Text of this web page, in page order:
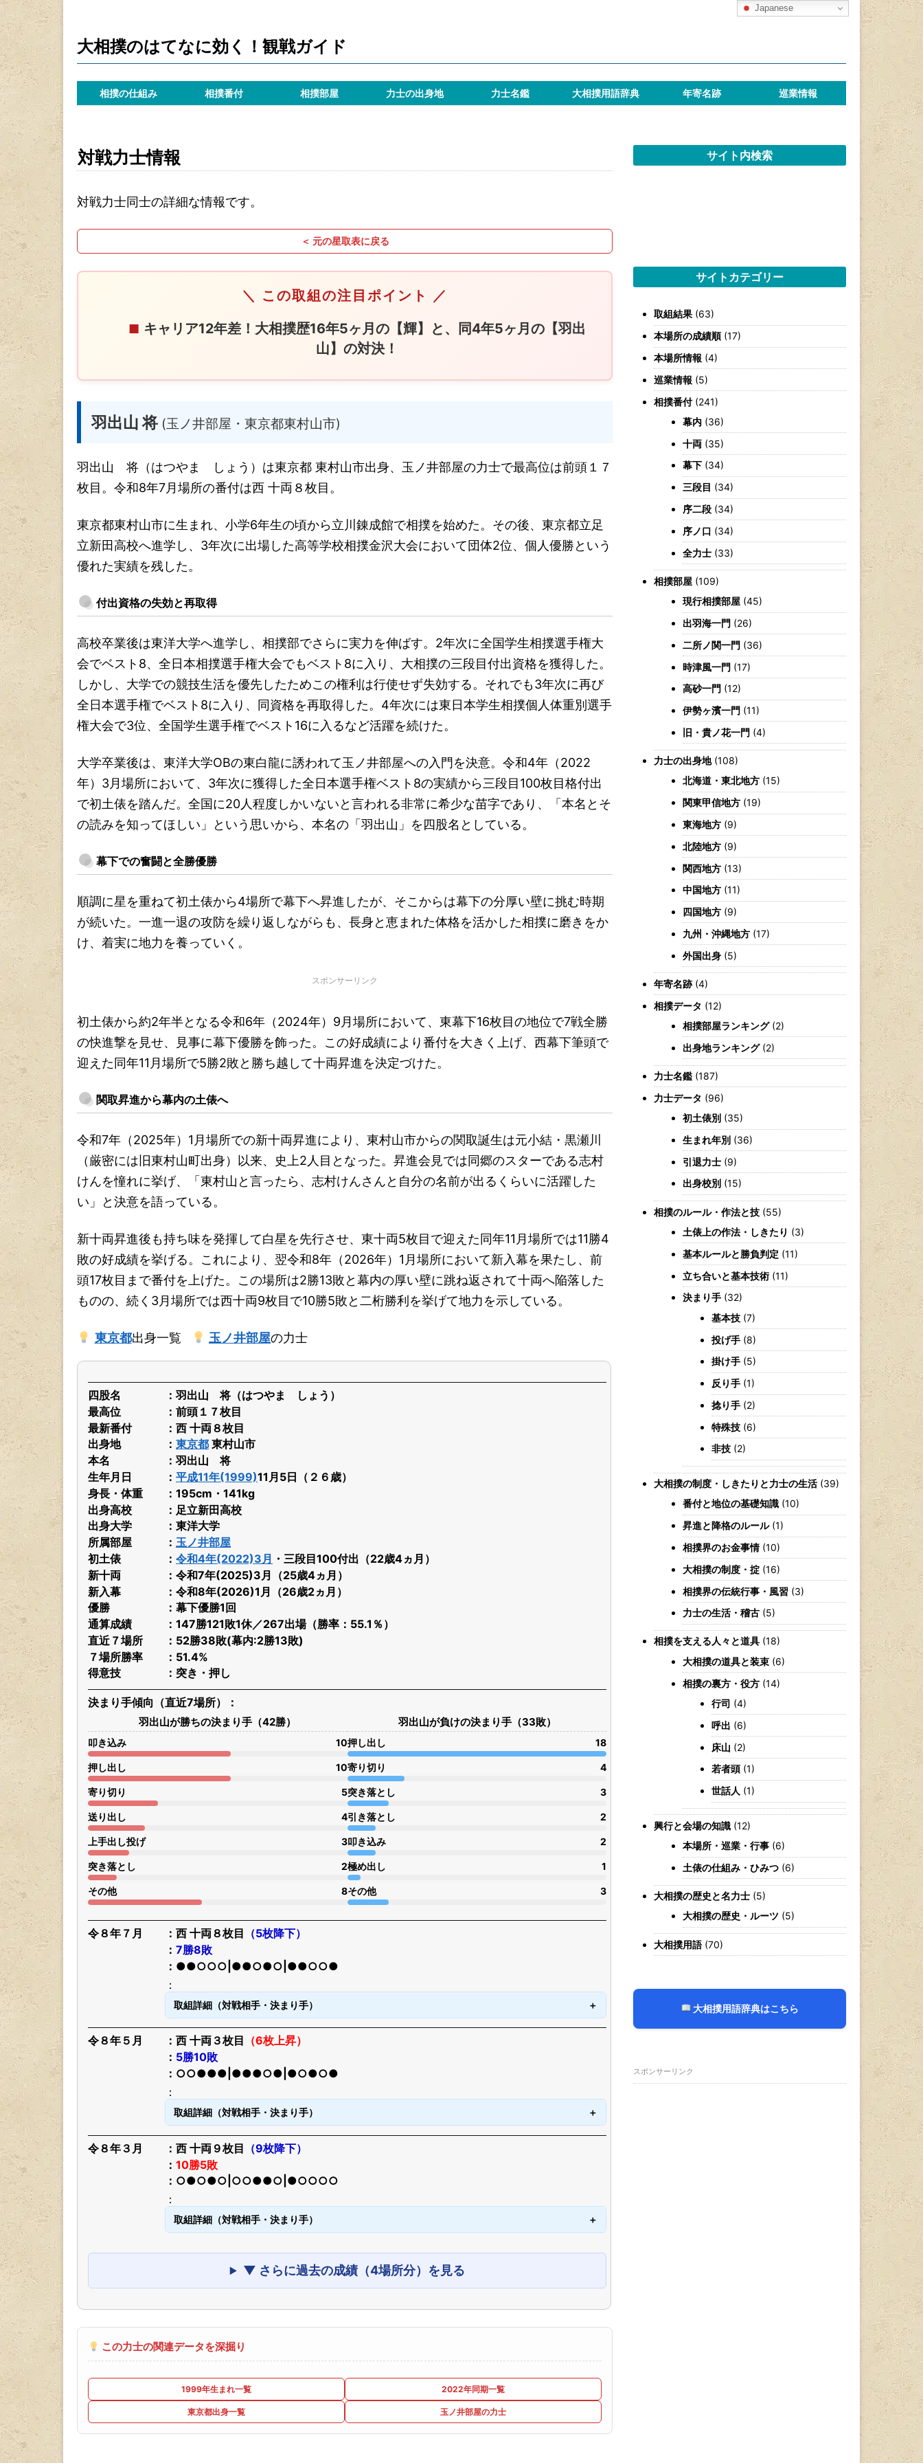
大相撲のはてなに効く！観戦ガイド
相撲の仕組み 相撲番付 相撲部屋 力士の出身地 力士名鑑 大相撲用語辞典 年寄名跡 巡業情報
対戦力士情報
対戦力士同士の詳細な情報です。
＜ 元の星取表に戻る
＼ この取組の注目ポイント ／
■ キャリア12年差！大相撲歴16年5ヶ月の【輝】と、同4年5ヶ月の【羽出
山】の対決！
羽出山 将 (玉ノ井部屋・東京都東村山市)
羽出山 将（はつやま しょう）は東京都 東村山市出身、玉ノ井部屋の力士で最高位は前頭１７
枚目。令和8年7月場所の番付は西 十両８枚目。
東京都東村山市に生まれ、小学6年生の頃から立川錬成館で相撲を始めた。その後、東京都立足
立新田高校へ進学し、3年次に出場した高等学校相撲金沢大会において団体2位、個人優勝という
優れた実績を残した。
付出資格の失効と再取得
高校卒業後は東洋大学へ進学し、相撲部でさらに実力を伸ばす。2年次に全国学生相撲選手権大
会でベスト8、全日本相撲選手権大会でもベスト8に入り、大相撲の三段目付出資格を獲得した。
しかし、大学での競技生活を優先したためこの権利は行使せず失効する。それでも3年次に再び
全日本選手権でベスト8に入り、同資格を再取得した。4年次には東日本学生相撲個人体重別選手
権大会で3位、全国学生選手権でベスト16に入るなど活躍を続けた。
大学卒業後は、東洋大学OBの東白龍に誘われて玉ノ井部屋への入門を決意。令和4年（2022
年）3月場所において、3年次に獲得した全日本選手権ベスト8の実績から三段目100枚目格付出
で初土俵を踏んだ。全国に20人程度しかいないと言われる非常に希少な苗字であり、「本名とそ
の読みを知ってほしい」という思いから、本名の「羽出山」を四股名としている。
幕下での奮闘と全勝優勝
順調に星を重ねて初土俵から4場所で幕下へ昇進したが、そこからは幕下の分厚い壁に挑む時期
が続いた。一進一退の攻防を繰り返しながらも、長身と恵まれた体格を活かした相撲に磨きをか
け、着実に地力を養っていく。
スポンサーリンク
初土俵から約2年半となる令和6年（2024年）9月場所において、東幕下16枚目の地位で7戦全勝
の快進撃を見せ、見事に幕下優勝を飾った。この好成績により番付を大きく上げ、西幕下筆頭で
迎えた同年11月場所で5勝2敗と勝ち越して十両昇進を決定づけた。
関取昇進から幕内の土俵へ
令和7年（2025年）1月場所での新十両昇進により、東村山市からの関取誕生は元小結・黒瀬川
（厳密には旧東村山町出身）以来、史上2人目となった。昇進会見では同郷のスターである志村
けんを憧れに挙げ、「東村山と言ったら、志村けんさんと自分の名前が出るくらいに活躍した
い」と決意を語っている。
新十両昇進後も持ち味を発揮して白星を先行させ、東十両5枚目で迎えた同年11月場所では11勝4
敗の好成績を挙げる。これにより、翌令和8年（2026年）1月場所において新入幕を果たし、前
頭17枚目まで番付を上げた。この場所は2勝13敗と幕内の厚い壁に跳ね返されて十両へ陥落した
ものの、続く3月場所では西十両9枚目で10勝5敗と二桁勝利を挙げて地力を示している。
東京都出身一覧 玉ノ井部屋の力士
四股名
羽出山 将（はつやま しょう）
最高位
前頭１７枚目
最新番付
西 十両８枚目
出身地
東京都 東村山市
本名
羽出山 将
生年月日
平成11年(1999)11月5日（２６歳）
身長・体重
195cm・141kg
出身高校
足立新田高校
出身大学
東洋大学
所属部屋
玉ノ井部屋
初土俵
令和4年(2022)3月 ・三段目100付出（22歳4ヵ月）
新十両
令和7年(2025)3月（25歳4ヵ月）
新入幕
令和8年(2026)1月（26歳2ヵ月）
優勝
幕下優勝1回
通算成績
147勝121敗1休／267出場（勝率：55.1％）
直近７場所
52勝38敗(幕内:2勝13敗)
７場所勝率
51.4%
得意技
突き・押し
決まり手傾向（直近7場所）
羽出山が勝ちの決まり手（42勝）
叩き込み 10
押し出し 10
寄り切り 5
送り出し 4
上手出し投げ 3
突き落とし 2
その他 8
羽出山が負けの決まり手（33敗）
押し出し 18
寄り切り 4
突き落とし 3
引き落とし 2
叩き込み 2
極め出し 1
その他 3
令８年７月 西 十両８枚目 （5枚降下）
7勝8敗
●●○○○|●●○●○|●●○○●
取組詳細（対戦相手・決まり手）
令８年５月 西 十両３枚目 （6枚上昇）
5勝10敗
○○●●●|●●●○●|●○●○●
取組詳細（対戦相手・決まり手）
令８年３月 西 十両９枚目 （9枚降下）
10勝5敗
○●○●○|○○●●○|●○○○○
取組詳細（対戦相手・決まり手）
▼ さらに過去の成績（4場所分）を見る
この力士の関連データを深掘り
1999年生まれ一覧 2022年同期一覧
東京都出身一覧 玉ノ井部屋の力士
サイト内検索
サイトカテゴリー
取組結果 (63)
本場所の成績順(17)
本場所情報 (4)
巡業情報 (5)
相撲番付(241)
幕内 (36)
十両 (35)
幕下 (34)
三段目 (34)
序二段 (34)
序ノ口 (34)
全力士 (33)
相撲部屋 (109)
現行相撲部屋 (45)
出羽海一門 (26)
二所ノ関一門 (36)
時津風一門 (17)
高砂一門 (12)
伊勢ヶ濱一門 (11)
旧・貴ノ花一門 (4)
力士の出身地(108)
北海道・東北地方 (15)
関東甲信地方 (19)
東海地方 (9)
北陸地方 (9)
関西地方 (13)
中国地方 (11)
四国地方 (9)
九州・沖縄地方 (17)
外国出身 (5)
年寄名跡(4)
相撲データ (12)
相撲部屋ランキング(2)
出身地ランキング(2)
力士名鑑 (187)
力士データ (96)
初土俵別 (35)
生まれ年別 (36)
引退力士 (9)
出身校別 (15)
相撲のルール・作法と技 (55)
土俵上の作法・しきたり (3)
基本ルールと勝負判定 (11)
立ち合いと基本技術 (11)
決まり手 (32)
基本技 (7)
投げ手 (8)
掛け手 (5)
反り手 (1)
捻り手 (2)
特殊技 (6)
非技 (2)
大相撲の制度・しきたりと力士の生活 (39)
番付と地位の基礎知識 (10)
昇進と降格のルール(1)
相撲界のお金事情(10)
大相撲の制度・掟 (16)
相撲界の伝統行事・風習 (3)
力士の生活・稽古 (5)
相撲を支える人々と道具 (18)
大相撲の道具と装束 (6)
相撲の裏方・役方 (14)
行司 (4)
呼出 (6)
床山 (2)
若者頭 (1)
世話人 (1)
興行と会場の知識 (12)
本場所・巡業・行事 (6)
土俵の仕組み・ひみつ (6)
大相撲の歴史と名力士 (5)
大相撲の歴史・ルーツ (5)
大相撲用語 (70)
大相撲用語辞典はこちら
スポンサーリンク
Japanese